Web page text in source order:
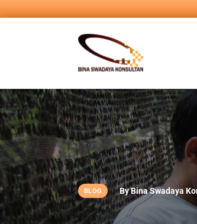
BLOG By Bina Swadaya